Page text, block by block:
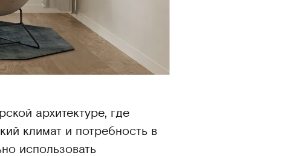
архитектуре, где
климат и потребность в
использовать